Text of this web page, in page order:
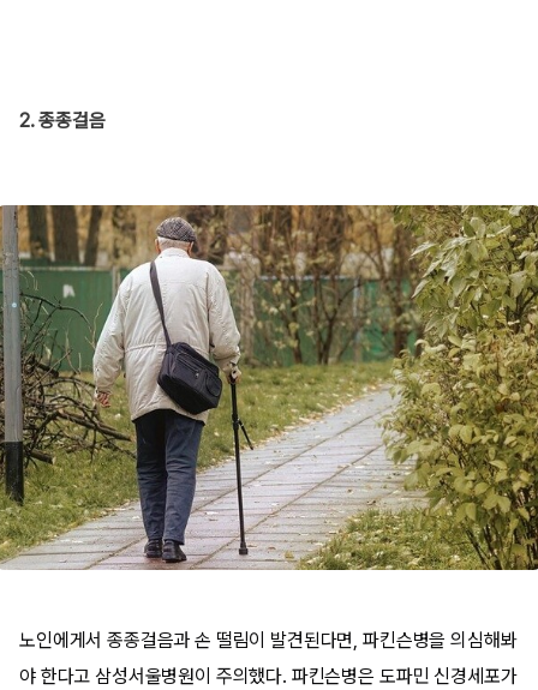
2. 종종걸음
노인에게서 종종걸음과 손 떨림이 발견된다면, 파킨슨병을 의심해봐
야 한다고 삼성서울병원이 주의했다. 파킨슨병은 도파민 신경세포가